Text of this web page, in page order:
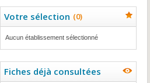
Votre sélection (0)
Aucun établissement sélectionné
Fiches déjà consultées